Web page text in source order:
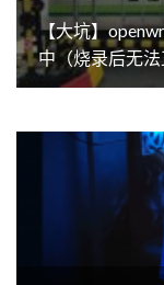
【大坑】
中（烧录后无